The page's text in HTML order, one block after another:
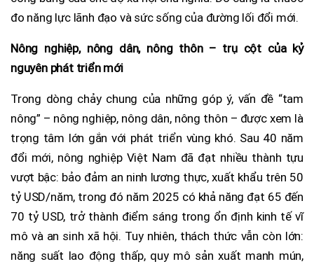
đo năng lực lãnh đạo và sức sống của đường lối đổi mới.
Nông nghiệp, nông dân, nông thôn – trụ cột của kỷ
nguyên phát triển mới
Trong dòng chảy chung của những góp ý, vấn đề “tam
nông” – nông nghiệp, nông dân, nông thôn – được xem là
trọng tâm lớn gắn với phát triển vùng khó. Sau 40 năm
đổi mới, nông nghiệp Việt Nam đã đạt nhiều thành tựu
vượt bậc: bảo đảm an ninh lương thực, xuất khẩu trên 50
tỷ USD/năm, trong đó năm 2025 có khả năng đạt 65 đến
70 tỷ USD, trở thành điểm sáng trong ổn định kinh tế vĩ
mô và an sinh xã hội. Tuy nhiên, thách thức vẫn còn lớn:
năng suất lao động thấp, quy mô sản xuất manh mún,